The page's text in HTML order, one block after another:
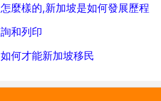
麼樣的,新加坡是如何發展歷程
和列印
何才能新加坡移民